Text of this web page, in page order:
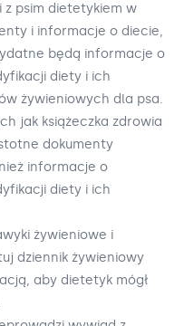
z psim dietetykiem w
i informacje o diecie,
będą informacje o
diety i ich
żywieniowych dla psa.
jak książeczka zdrowia
dokumenty
informacje o
diety i ich
żywieniowe i
dziennik żywieniowy
aby dietetyk mógł